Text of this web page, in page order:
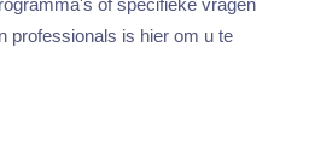
of specifieke vragen
professionals is hier om u te